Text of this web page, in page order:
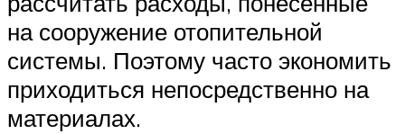
на сооружение отопительной
системы. Поэтому часто экономить
приходиться непосредственно на
материалах.